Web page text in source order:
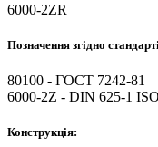
6000-2ZR
Позначення згідно
80100 - ГОСТ 7242-81
6000-2Z - DIN 625-1
Конструкція: